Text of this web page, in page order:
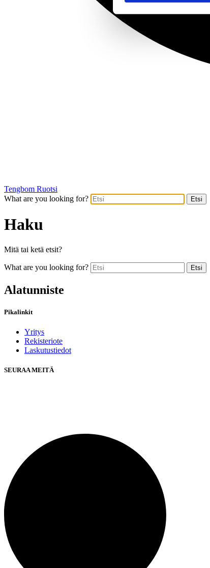
Tengbom Ruotsi
What are you looking for?
Etsi
Haku
Mitä tai ketä etsit?
What are you looking for? Etsi
Alatunniste
Pikalinkit
Yritys
Rekisteriote
Laskutustiedot
SEURAA MEITÄ